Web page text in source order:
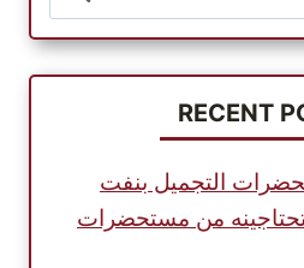
RECENT
التجميل بنفت
من مستحضرات